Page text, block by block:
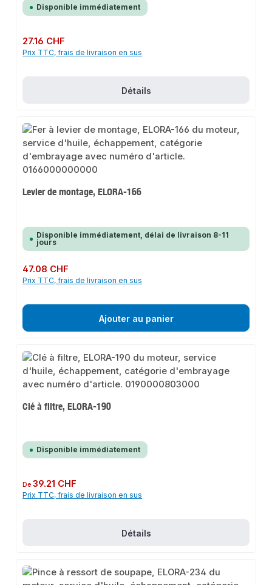
Disponible immédiatement
Prix régulier :
27.16 CHF
Prix TTC, frais de livraison en sus
Détails
Levier de montage, ELORA-166
Disponible immédiatement, délai de livraison 8-11
jours
Prix régulier :
47.08 CHF
Prix TTC, frais de livraison en sus
Ajouter au panier
Clé à filtre, ELORA-190
Disponible immédiatement
Prix régulier :
De39.21 CHF
Prix TTC, frais de livraison en sus
Détails